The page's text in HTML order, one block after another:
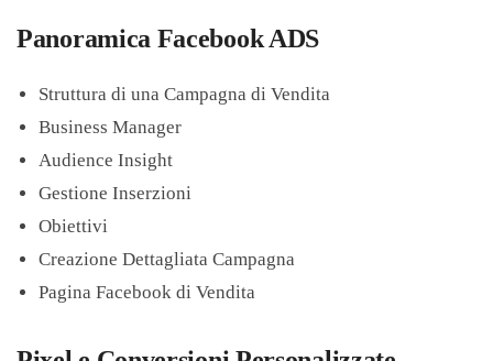
Panoramica Facebook ADS
Struttura di una Campagna di Vendita
Business Manager
Audience Insight
Gestione Inserzioni
Obiettivi
Creazione Dettagliata Campagna
Pagina Facebook di Vendita